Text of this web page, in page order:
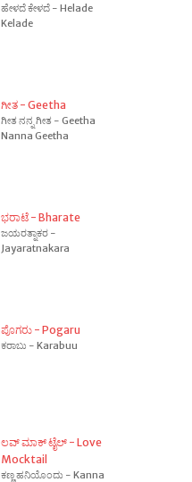
ಹೇಳದೆ ಕೇಳದೆ - Helade
Kelade
ಗೀತ - Geetha
ಗೀತ ನನ್ನ ಗೀತ - Geetha
Nanna Geetha
ಭರಾಟೆ - Bharate
ಜಯರತ್ನಾಕರ -
Jayaratnakara
ಪೊಗರು - Pogaru
ಕರಾಬು - Karabuu
ಲವ್ ಮಾಕ್ ಟೈಲ್ - Love
Mocktail
ಕಣ್ಣ ಹನಿಯೊಂದು - Kanna